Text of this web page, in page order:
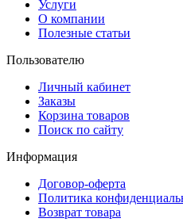
Услуги
О компании
Полезные статьи
Пользователю
Личный кабинет
Заказы
Корзина товаров
Поиск по сайту
Информация
Договор-оферта
Политика
Возврат товара